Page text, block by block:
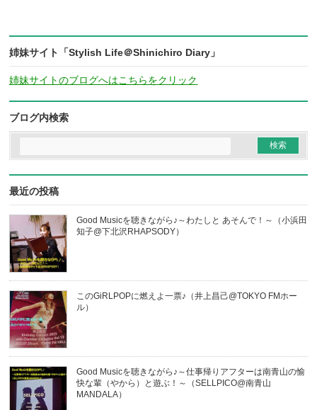
姉妹サイト「Stylish Life＠Shinichiro Diary」
姉妹サイトのブログへはこちらをクリック
ブログ内検索
最近の投稿
Good Musicを聴きながら♪～わたしと あそんで！～（小浜田
知子@下北沢RHAPSODY）
このGiRLPOPに燃えよ一票♪（井上昌己@TOKYO FMホー
ル）
Good Musicを聴きながら♪～仕事帰りアフターは南青山の愉
快な輩（やから）と遊ぶ！～（SELLPICO@南青山
MANDALA）